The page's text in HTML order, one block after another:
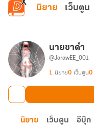
ข้ามไปยังเนื้อหาหลัก
นิยาย เว็บตูน
นายชาดำ
@JarawEE_001
1 นิยาย0 เว็บตูน0
นิยาย เว็บตูน อีบุ๊ก